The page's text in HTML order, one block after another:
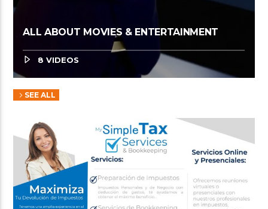
ALL ABOUT MOVIES & ENTERTAINMENT
8 VIDEOS
SEE ALL